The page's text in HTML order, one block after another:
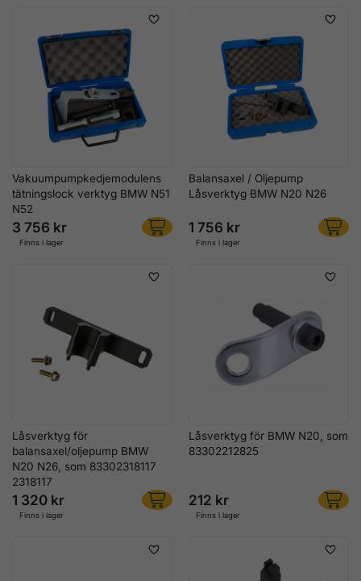
Vakuumpumpkedjemodulens
tätningslock verktyg BMW N51
N52
3 756 kr
Finns i lager
Balansaxel / Oljepump
Låsverktyg BMW N20 N26
1 756 kr
Finns i lager
Låsverktyg för
balansaxel/oljepump BMW
N20 N26, som 83302318117
2318117
1 320 kr
Finns i lager
Låsverktyg för BMW N20, som
83302212825
212 kr
Finns i lager